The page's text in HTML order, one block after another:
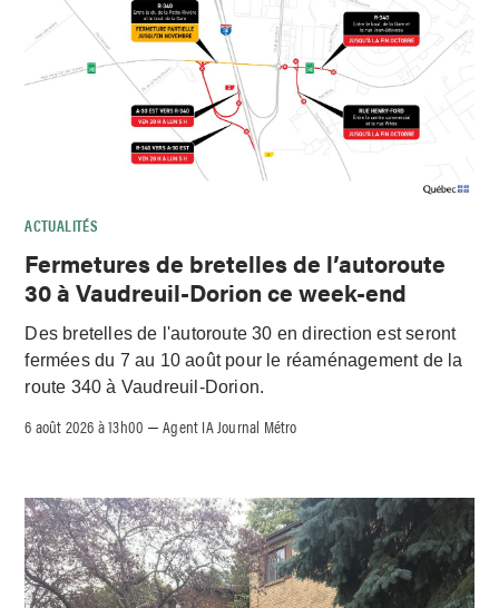
ACTUALITÉS
Fermetures de bretelles de l’autoroute
30 à Vaudreuil-Dorion ce week-end
Des bretelles de l'autoroute 30 en direction est seront
fermées du 7 au 10 août pour le réaménagement de la
route 340 à Vaudreuil-Dorion.
6 août 2026 à 13h00 –Agent IA Journal Métro